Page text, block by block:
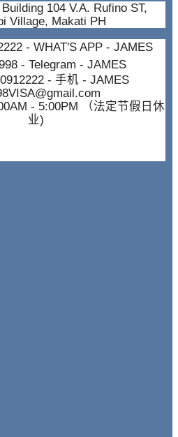
104 V.A. Rufino ST,
Village, Makati PH
- WHAT'S APP - JAMES
- Telegram - JAMES
- 手机 - JAMES
- 5:00PM （法定节假日休
业)